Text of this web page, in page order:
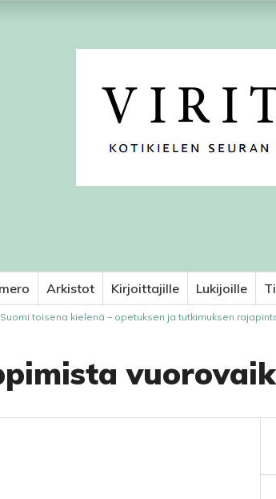
Arkistot Kirjoittajille Lukijoille
Suomi toisena kielenä – opetuksen ja tutkimuksen